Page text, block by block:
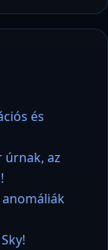
és
úrnak, az
anomáliák